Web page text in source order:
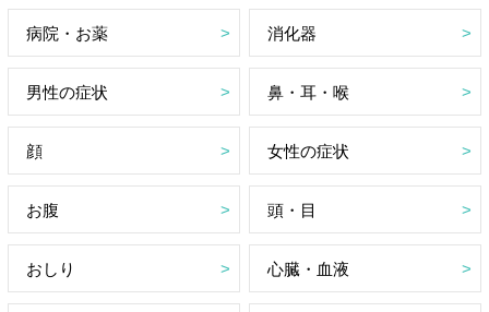
病院・お薬 消化器
男性の症状 鼻・耳・喉
顔 女性の症状
お腹 頭・目
おしり 心臓・血液